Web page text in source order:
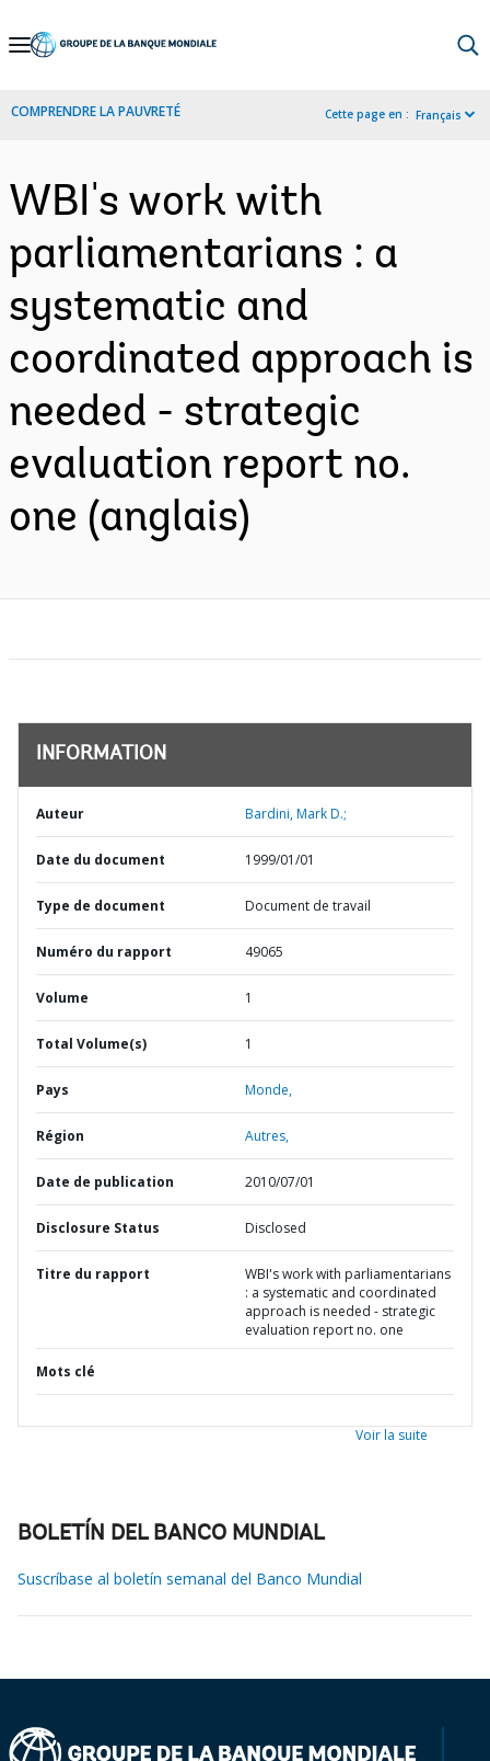
Skip
Navigation
COMPRENDRE LA PAUVRETÉ Cette page en : Français
WBI's work with
parliamentarians : a
systematic and
coordinated approach is
needed - strategic
evaluation report no.
one (anglais)
INFORMATION
Auteur Bardini, Mark D.;
Date du document 1999/01/01
Type de document Document de travail
Numéro du rapport 49065
Volume 1
Total Volume(s) 1
Pays Monde,
Région Autres,
Date de publication 2010/07/01
Disclosure Status Disclosed
Titre du rapport
WBI's work with parliamentarians
: a systematic and coordinated
approach is needed - strategic
evaluation report no. one
Mots clé
Voir la suite
BOLETÍN DEL BANCO MUNDIAL
Suscríbase al boletín semanal del Banco Mundial